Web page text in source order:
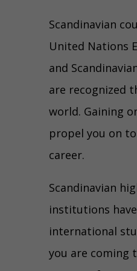
Scandinavian
United Nations
and
are recognized
world. Gaining
propel you on
career.
Scandinavian
institutions
international
you are coming